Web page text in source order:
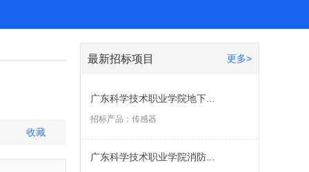
收藏
最新招标项目 更多>
广东科学技术职业学院地下...
招标产品： 传感器
广东科学技术职业学院消防...